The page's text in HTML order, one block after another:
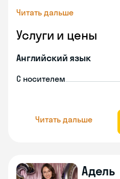
Читать дальше
Услуги и цены
Английский язык
С носителем
Читать дальше
Адель